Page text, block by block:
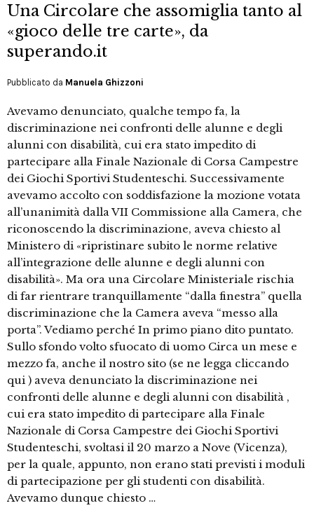
Una Circolare che assomiglia tanto al
«gioco delle tre carte», da
superando.it
Pubblicato da Manuela Ghizzoni
Avevamo denunciato, qualche tempo fa, la
discriminazione nei confronti delle alunne e degli
alunni con disabilità, cui era stato impedito di
partecipare alla Finale Nazionale di Corsa Campestre
dei Giochi Sportivi Studenteschi. Successivamente
avevamo accolto con soddisfazione la mozione votata
all’unanimità dalla VII Commissione alla Camera, che
riconoscendo la discriminazione, aveva chiesto al
Ministero di «ripristinare subito le norme relative
all’integrazione delle alunne e degli alunni con
disabilità». Ma ora una Circolare Ministeriale rischia
di far rientrare tranquillamente “dalla finestra” quella
discriminazione che la Camera aveva “messo alla
porta”. Vediamo perché In primo piano dito puntato.
Sullo sfondo volto sfuocato di uomo Circa un mese e
mezzo fa, anche il nostro sito (se ne legga cliccando
qui ) aveva denunciato la discriminazione nei
confronti delle alunne e degli alunni con disabilità ,
cui era stato impedito di partecipare alla Finale
Nazionale di Corsa Campestre dei Giochi Sportivi
Studenteschi, svoltasi il 20 marzo a Nove (Vicenza),
per la quale, appunto, non erano stati previsti i moduli
di partecipazione per gli studenti con disabilità.
Avevamo dunque chiesto …